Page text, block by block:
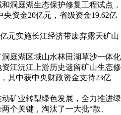
洞庭湖生态保护修复工程试点，
资金20亿元，省级资金19.62亿
元实施长江经济带废弃露天矿山
庭湖区域山水林田湖草沙一体化
江沅江上游历史遗留矿山生态修
其中获中央财政资金支持23亿
矿业转型绿色发展，全力推进绿
个关键，淘汰了一大批“散、